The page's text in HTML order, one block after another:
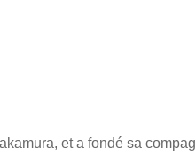
et a fondé sa